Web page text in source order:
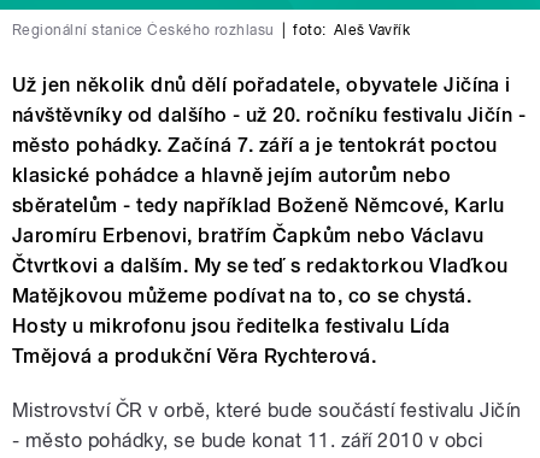
Regionální stanice Českého rozhlasu foto: Aleš Vavřík
Už jen několik dnů dělí pořadatele, obyvatele Jičína i
návštěvníky od dalšího - už 20. ročníku festivalu Jičín -
město pohádky. Začíná 7. září a je tentokrát poctou
klasické pohádce a hlavně jejím autorům nebo
sběratelům - tedy například Boženě Němcové, Karlu
Jaromíru Erbenovi, bratřím Čapkům nebo Václavu
Čtvrtkovi a dalším. My se teď s redaktorkou Vlaďkou
Matějkovou můžeme podívat na to, co se chystá.
Hosty u mikrofonu jsou ředitelka festivalu Lída
Tmějová a produkční Věra Rychterová.
Mistrovství ČR v orbě, které bude součástí festivalu Jičín
- město pohádky, se bude konat 11. září 2010 v obci